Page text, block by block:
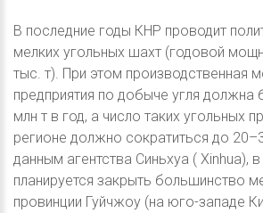
В последние годы КНР проводит
мелких угольных шахт (годовой
тыс. т). При этом производственная
предприятия по добыче угля должна
млн т в год, а число таких угольных
регионе должно сократиться до
данным агентства Синьхуа ( Xinhua),
планируется закрыть большинство
провинции Гуйчжоу (на юго-западе